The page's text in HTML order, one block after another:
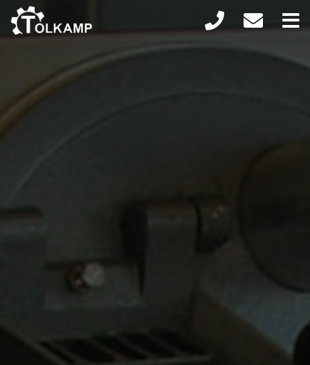
Machines